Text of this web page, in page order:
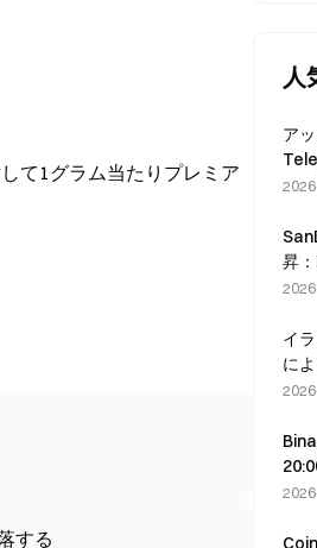
て1グラム当たりプレミア
する
人
ア
止
昇
新
リ
イ
に
ズ
取